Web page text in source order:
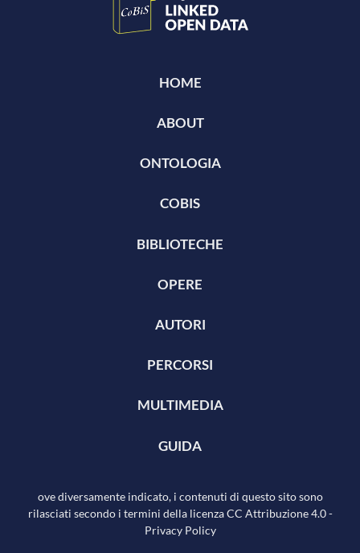
HOME
ABOUT
ONTOLOGIA
COBIS
BIBLIOTECHE
OPERE
AUTORI
PERCORSI
MULTIMEDIA
GUIDA
ove diversamente indicato, i contenuti di questo sito sono
rilasciati secondo i termini della licenza CC Attribuzione 4.0-
Privacy Policy